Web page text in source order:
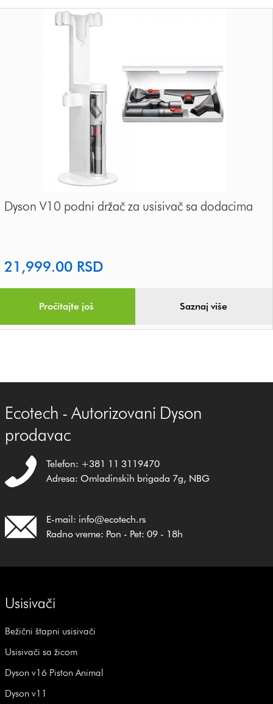
Dyson V10 podni držač za usisivač sa dodacima
21,999.00 RSD
Pročitajte još Saznaj više
Ecotech - Autorizovani Dyson
prodavac
Telefon: +381 11 3119470
Adresa: Omladinskih brigada 7g, NBG
E-mail: info@ecotech.rs
Radno vreme: Pon - Pet: 09 - 18h
Usisivači
Bežični štapni usisivači
Usisivači sa žicom
Dyson v16 Piston Animal
Dyson v11